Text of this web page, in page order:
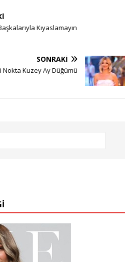
Kıyaslamayın
SONRAKI
Kuzey Ay Düğümü